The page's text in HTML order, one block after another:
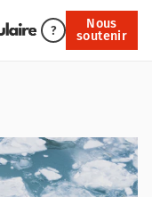
?
Nous
soutenir